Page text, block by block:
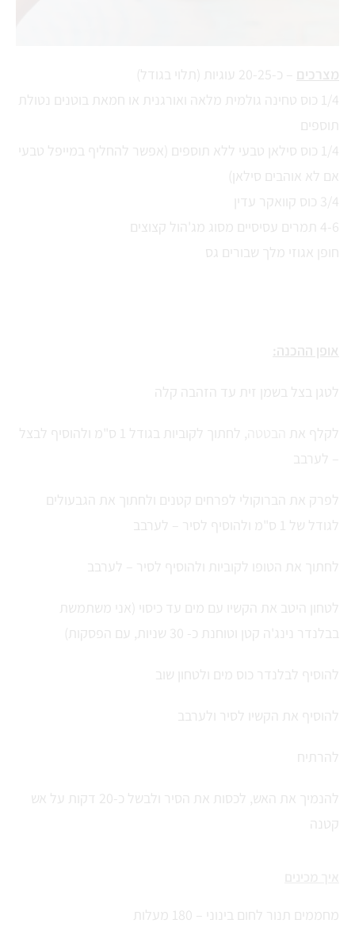
מצרכים – כ-20-25 עוגיות (תלוי בגודל)
1/4 כוס טחינה גולמית מלאה ואורגנית או חמאת בוטנים נטולת
תוספים
1/4 כוס סילאן טבעי ללא תוספים (אפשר להחליף במייפל טבעי
אם לא אוהבים סילאן)
3/4 כוס קוואקר עדין
4-6 תמרים עסיסיים מסוג מג'הול קצוצים
חופן אגוזי מלך שבורים גס
אופן ההכנה:
לטגן בצל בשמן זית עד הזהבה קלה
לקלף את
, לחתוך לקוביות בגודל 1 ס"מ ולהוסיף לבצל
– לערבב
לפרק את הברוקולי לפרחים קטנים ולחתוך את הגבעולים
לגודל של 1 ס"מ ולהוסיף לסיר – לערבב
לחתוך את הטופו לקוביות ולהוסיף לסיר – לערבב
לטחון היטב את הקשיו עם מים עד כיסוי (אני משתמשת
בבלנדר נינג'ה קטן וטוחנת כ- 30 שניות, עם הפסקות)
להוסיף לבלנדר כוס מים ולטחון שוב
להוסיף את הקשיו לסיר ולערבב
להרתיח
להנמיך את האש, לכסות את הסיר ולבשל כ-20 דקות על אש
קטנה
מחממים תנור לחום בינוני – 180 מעלות